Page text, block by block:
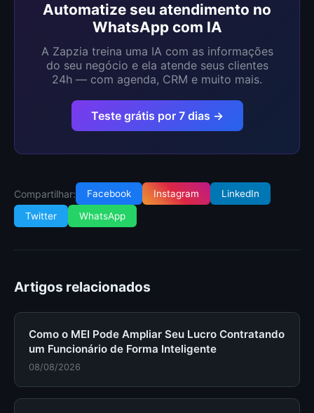
Automatize seu atendimento no
WhatsApp com IA
A Zapzia treina uma IA com as informações
do seu negócio e ela atende seus clientes
24h — com agenda, CRM e muito mais.
Teste grátis por 7 dias →
Compartilhar: Facebook Instagram
LinkedIn
Twitter
WhatsApp
Artigos relacionados
Como o MEI Pode Ampliar Seu Lucro Contratando
um Funcionário de Forma Inteligente
08/08/2026